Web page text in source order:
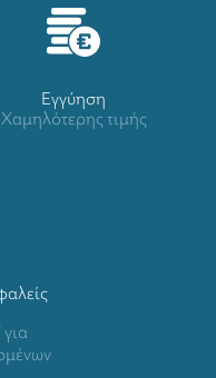
Eγγύηση
Χαμηλότερης τιμής